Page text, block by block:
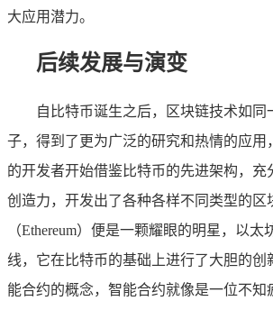
大应用潜力。
后续发展与演变
自比特币诞生之后，区块链技术如同
子，得到了更为广泛的研究和热情的应用
的开发者开始借鉴比特币的先进架构，充
创造力，开发出了各种各样不同类型的区
（Ethereum）便是一颗耀眼的明星，以太
线，它在比特币的基础上进行了大胆的创
能合约的概念，智能合约就像是一位不知